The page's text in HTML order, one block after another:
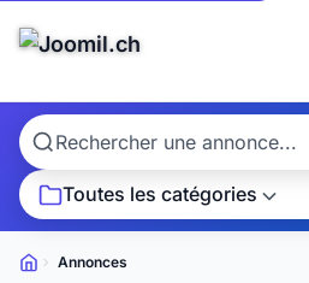
Toutes les catégories
Petites
Annonces